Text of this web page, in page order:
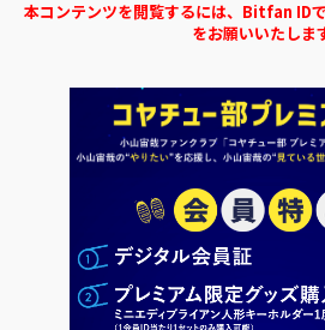
本コンテンツを閲覧するには、Bitfan ID
をお願いいたしま